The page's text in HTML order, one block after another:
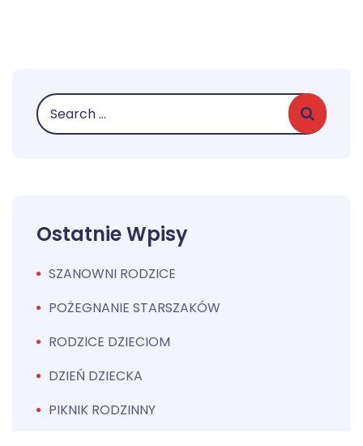
Ostatnie Wpisy
SZANOWNI RODZICE
POŻEGNANIE STARSZAKÓW
RODZICE DZIECIOM
DZIEŃ DZIECKA
PIKNIK RODZINNY